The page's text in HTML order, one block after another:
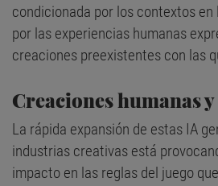
condicionada por los contextos en
por las experiencias humanas
creaciones preexistentes con las
Creaciones humanas
La rápida expansión de estas IA
industrias creativas está
impacto en las reglas del juego